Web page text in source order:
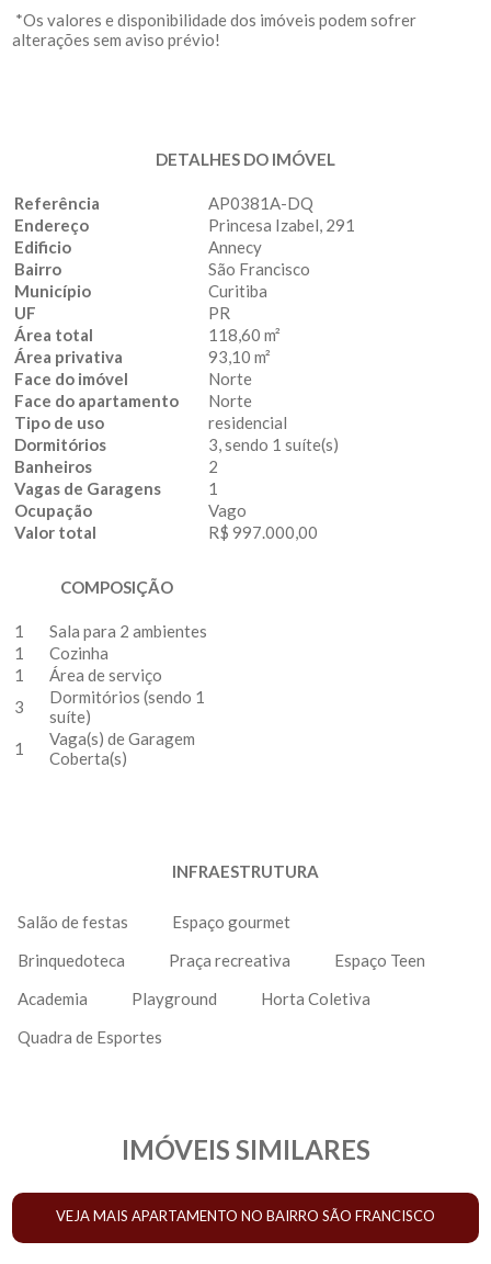
*Os valores e disponibilidade dos imóveis podem sofrer
alterações sem aviso prévio!
DETALHES DO IMÓVEL
Referência
AP0381A-DQ
Endereço
Princesa Izabel, 291
Edificio
Annecy
Bairro
São Francisco
Município
Curitiba
UF
PR
Área total
118,60 m²
Área privativa
93,10 m²
Face do imóvel
Norte
Face do apartamento
Norte
Tipo de uso
residencial
Dormitórios
3, sendo 1 suíte(s)
Banheiros
2
Vagas de Garagens
1
Ocupação
Vago
Valor total
R$ 997.000,00
COMPOSIÇÃO
1
Sala para 2 ambientes
1
Cozinha
1
Área de serviço
3
Dormitórios (sendo 1
suíte)
1
Vaga(s) de Garagem
Coberta(s)
INFRAESTRUTURA
Salão de festas
Espaço gourmet
Brinquedoteca
Praça recreativa
Espaço Teen
Academia
Playground
Horta Coletiva
Quadra de Esportes
IMÓVEIS SIMILARES
VEJA MAIS APARTAMENTO NO BAIRRO SÃO FRANCISCO